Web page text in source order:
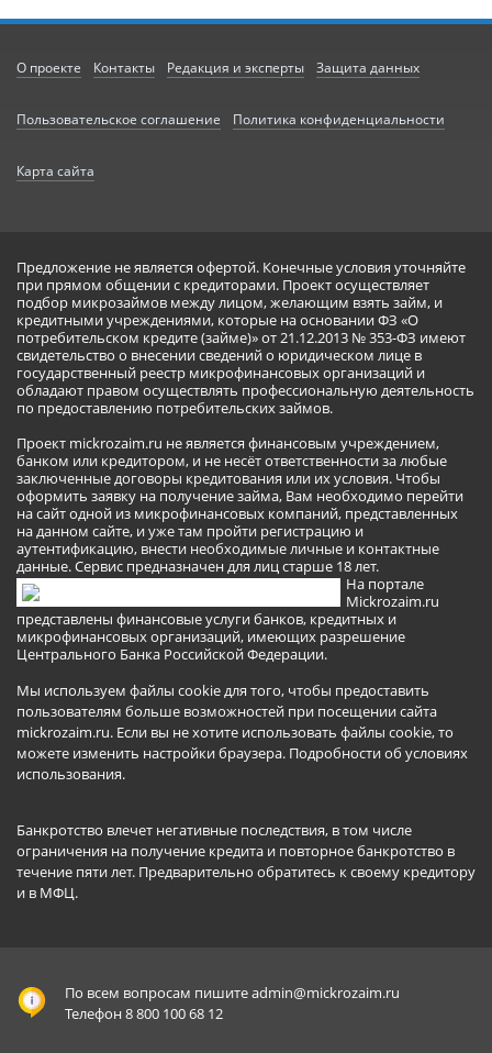
О проекте Контакты Редакция и эксперты Защита данных
Пользовательское соглашение Политика конфиденциальности
Карта сайта
Предложение не является офертой. Конечные условия уточняйте
при прямом общении с кредиторами. Проект осуществляет
подбор микрозаймов между лицом, желающим взять займ, и
кредитными учреждениями, которые на основании ФЗ «О
потребительском кредите (займе)» от 21.12.2013 № 353-ФЗ имеют
свидетельство о внесении сведений о юридическом лице в
государственный реестр микрофинансовых организаций и
обладают правом осуществлять профессиональную деятельность
по предоставлению потребительских займов.
Проект mickrozaim.ru не является финансовым учреждением,
банком или кредитором, и не несёт ответственности за любые
заключенные договоры кредитования или их условия. Чтобы
оформить заявку на получение займа, Вам необходимо перейти
на сайт одной из микрофинансовых компаний, представленных
на данном сайте, и уже там пройти регистрацию и
аутентификацию, внести необходимые личные и контактные
данные. Сервис предназначен для лиц старше 18 лет.
На портале
Mickrozaim.ru
представлены финансовые услуги банков, кредитных и
микрофинансовых организаций, имеющих разрешение
Центрального Банка Российской Федерации.
Мы используем файлы cookie для того, чтобы предоставить
пользователям больше возможностей при посещении сайта
mickrozaim.ru. Если вы не хотите использовать файлы cookie, то
можете изменить настройки браузера. Подробности об условиях
использования.
Банкротство влечет негативные последствия, в том числе
ограничения на получение кредита и повторное банкротство в
течение пяти лет. Предварительно обратитесь к своему кредитору
и в МФЦ.
По всем вопросам пишитеadmin@mickrozaim.ru
Телефон 8 800 100 68 12